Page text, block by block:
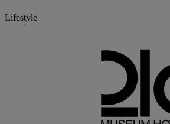
Lifestyle